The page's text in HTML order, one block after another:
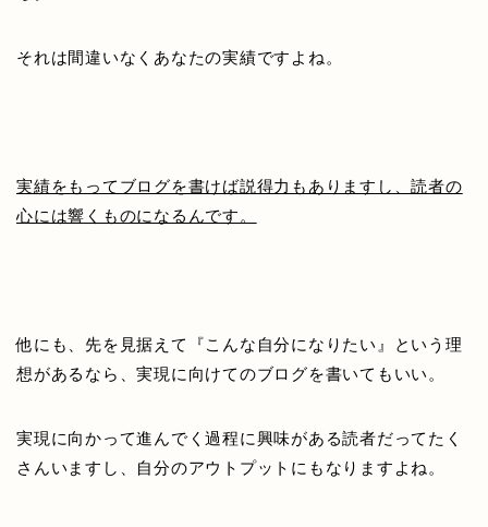
それは間違いなくあなたの実績ですよね。
実績をもってブログを書けば説得力もありますし、読者の
心には響くものになるんです。
他にも、先を見据えて『こんな自分になりたい』という理
想があるなら、実現に向けてのブログを書いてもいい。
実現に向かって進んでく過程に興味がある読者だってたく
さんいますし、自分のアウトプットにもなりますよね。